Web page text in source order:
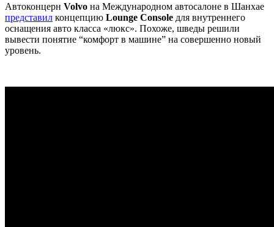
Автоконцерн Volvo на Международном автосалоне в Шанхае
представил концепцию Lounge Console для внутреннего
оснащения авто класса «люкс». Похоже, шведы решили
вывести понятие “комфорт в машине” на совершенно новый
уровень.